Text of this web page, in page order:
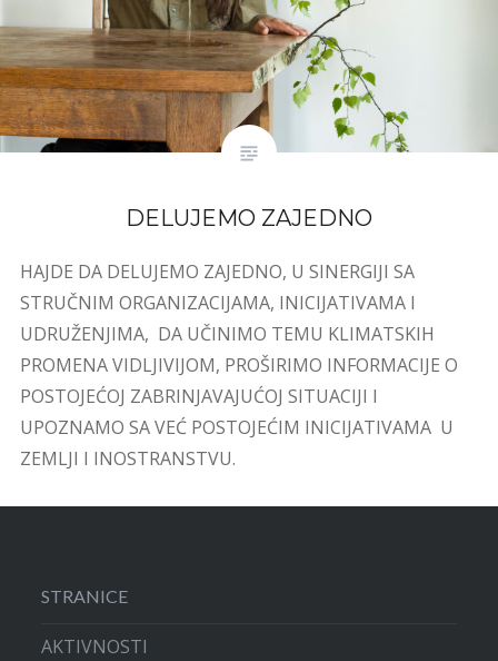
DELUJEMO ZAJEDNO
HAJDE DA DELUJEMO ZAJEDNO, U SINERGIJI SA
STRUČNIM ORGANIZACIJAMA, INICIJATIVAMA I
UDRUŽENJIMA, DA UČINIMO TEMU KLIMATSKIH
PROMENA VIDLJIVIJOM, PROŠIRIMO INFORMACIJE O
POSTOJEĆOJ ZABRINJAVAJUĆOJ SITUACIJI I
UPOZNAMO SA VEĆ POSTOJEĆIM INICIJATIVAMA U
ZEMLJI I INOSTRANSTVU.
STRANICE
AKTIVNOSTI